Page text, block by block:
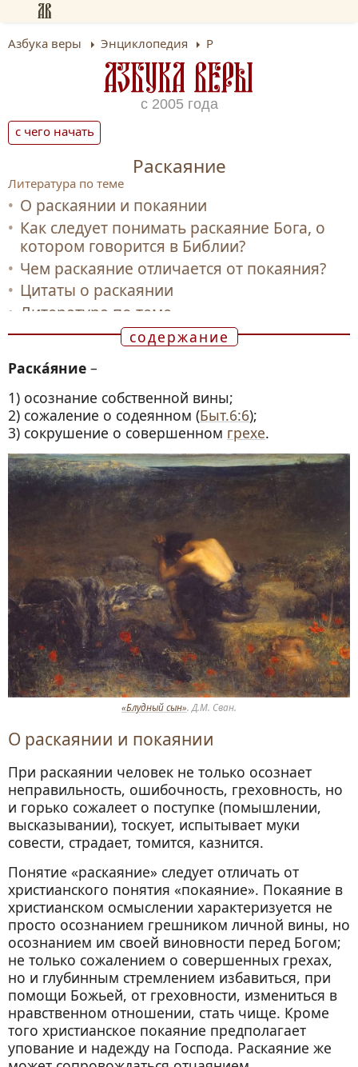
Азбука веры Энциклопедия Р
АЗБУКА ВЕРЫ
с 2005 года
с чего начать
Раскаяние
Литература по теме
О раскаянии и покаянии
Как следует понимать раскаяние Бога, о
котором говорится в Библии?
Чем раскаяние отличается от покаяния?
Цитаты о раскаянии
Литература по теме
содержание
Раска́яние –
1) осознание собственной вины;
2) сожаление о содеянном (Быт.6:6);
3) сокрушение о совершенном грехе.
«Блудный сын». Д.М. Сван.
О раскаянии и покаянии
При раскаянии человек не только осознает
неправильность, ошибочность, греховность, но
и горько сожалеет о поступке (помышлении,
высказывании), тоскует, испытывает муки
совести, страдает, томится, казнится.
Понятие «раскаяние» следует отличать от
христианского понятия «покаяние». Покаяние в
христианском осмыслении характеризуется не
просто осознанием грешником личной вины, но
осознанием им своей виновности перед Богом;
не только сожалением о совершенных грехах,
но и глубинным стремлением избавиться, при
помощи Божьей, от греховности, измениться в
нравственном отношении, стать чище. Кроме
того христианское покаяние предполагает
упование и надежду на Господа. Раскаяние же